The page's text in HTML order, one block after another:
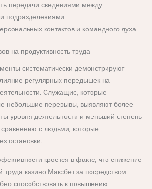
передачи сведениями между
подразделениями
контактов и командного духа
на продуктивность труда
систематически демонстрируют
регулярных передышек на
Служащие, которые
небольшие перерывы, выявляют более
уровня деятельности и меньший степень
с людьми, которые
остановки.
кроется в факте, что снижение
труда казино Максбет за посредством
способствовать к повышению